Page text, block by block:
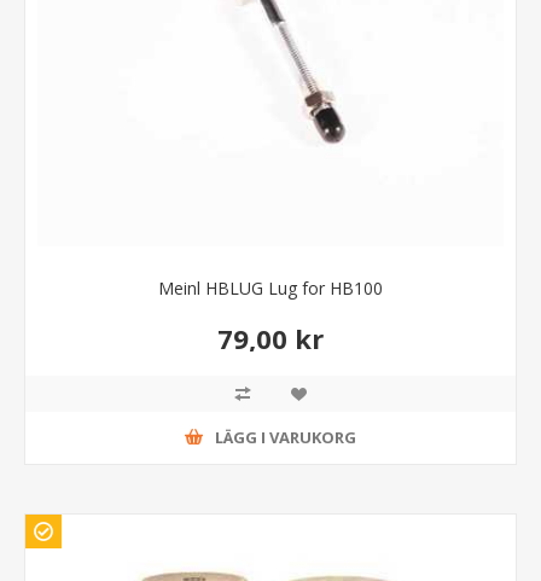
Meinl HBLUG Lug for HB100
79,00 kr
LÄGG I VARUKORG